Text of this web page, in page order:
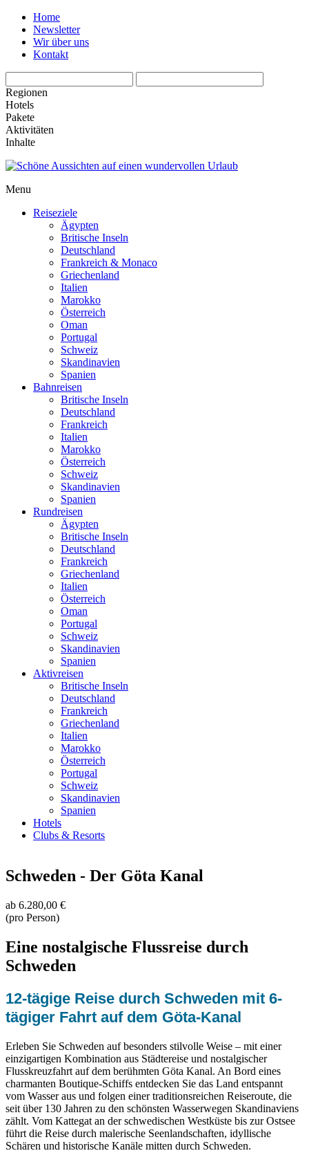
Home
Newsletter
Wir über uns
Kontakt
Regionen
Hotels
Pakete
Aktivitäten
Inhalte
Menu
Reiseziele
Ägypten
Britische Inseln
Deutschland
Frankreich & Monaco
Griechenland
Italien
Marokko
Österreich
Oman
Portugal
Schweiz
Skandinavien
Spanien
Bahnreisen
Britische Inseln
Deutschland
Frankreich
Italien
Marokko
Österreich
Schweiz
Skandinavien
Spanien
Rundreisen
Ägypten
Britische Inseln
Deutschland
Frankreich
Griechenland
Italien
Österreich
Oman
Portugal
Schweiz
Skandinavien
Spanien
Aktivreisen
Britische Inseln
Deutschland
Frankreich
Griechenland
Italien
Marokko
Österreich
Portugal
Schweiz
Skandinavien
Spanien
Hotels
Clubs & Resorts
Schweden - Der Göta Kanal
ab 6.280,00 €
(pro Person)
Eine nostalgische Flussreise durch
Schweden
12-tägige Reise durch Schweden mit 6-
tägiger Fahrt auf dem Göta-Kanal
Erleben Sie Schweden auf besonders stilvolle Weise – mit einer
einzigartigen Kombination aus Städtereise und nostalgischer
Flusskreuzfahrt auf dem berühmten Göta Kanal. An Bord eines
charmanten Boutique-Schiffs entdecken Sie das Land entspannt
vom Wasser aus und folgen einer traditionsreichen Reiseroute, die
seit über 130 Jahren zu den schönsten Wasserwegen Skandinaviens
zählt. Vom Kattegat an der schwedischen Westküste bis zur Ostsee
führt die Reise durch malerische Seenlandschaften, idyllische
Schären und historische Kanäle mitten durch Schweden.